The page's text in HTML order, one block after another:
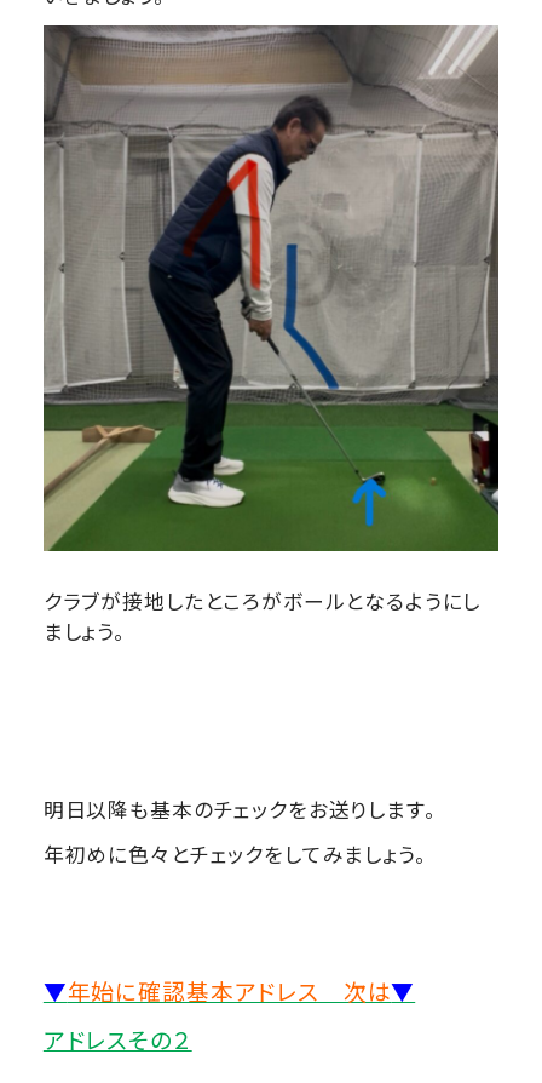
クラブが接地したところがボールとなるようにし
ましょう。
明日以降も基本のチェックをお送りします。
年初めに色々とチェックをしてみましょう。
▼年始に確認基本アドレス 次は▼
アドレスその２